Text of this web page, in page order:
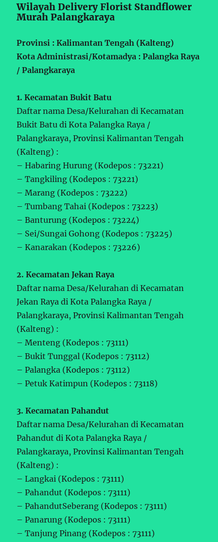
Wilayah Delivery Florist Standflower
Murah Palangkaraya
Provinsi : Kalimantan Tengah (Kalteng)
Kota Administrasi/Kotamadya : Palangka Raya
/ Palangkaraya
1. Kecamatan Bukit Batu
Daftar nama Desa/Kelurahan di Kecamatan
Bukit Batu di Kota Palangka Raya /
Palangkaraya, Provinsi Kalimantan Tengah
(Kalteng) :
– Habaring Hurung (Kodepos : 73221)
– Tangkiling (Kodepos : 73221)
– Marang (Kodepos : 73222)
– Tumbang Tahai (Kodepos : 73223)
– Banturung (Kodepos : 73224)
– Sei/Sungai Gohong (Kodepos : 73225)
– Kanarakan (Kodepos : 73226)
2. Kecamatan Jekan Raya
Daftar nama Desa/Kelurahan di Kecamatan
Jekan Raya di Kota Palangka Raya /
Palangkaraya, Provinsi Kalimantan Tengah
(Kalteng) :
– Menteng (Kodepos : 73111)
– Bukit Tunggal (Kodepos : 73112)
– Palangka (Kodepos : 73112)
– Petuk Katimpun (Kodepos : 73118)
3. Kecamatan Pahandut
Daftar nama Desa/Kelurahan di Kecamatan
Pahandut di Kota Palangka Raya /
Palangkaraya, Provinsi Kalimantan Tengah
(Kalteng) :
– Langkai (Kodepos : 73111)
– Pahandut (Kodepos : 73111)
– PahandutSeberang (Kodepos : 73111)
– Panarung (Kodepos : 73111)
– Tanjung Pinang (Kodepos : 73111)